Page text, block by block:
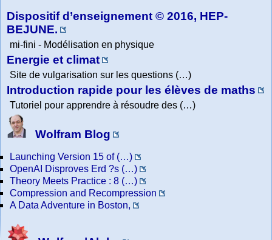
Dispositif d’enseignement © 2016, HEP-
BEJUNE.
mi-fini - Modélisation en physique
Energie et climat
Site de vulgarisation sur les questions (…)
Introduction rapide pour les élèves de maths
Tutoriel pour apprendre à résoudre des (…)
Wolfram Blog
Launching Version 15 of (…)
OpenAI Disproves Erd ?s (…)
Theory Meets Practice : 8 (…)
Compression and Recompression
A Data Adventure in Boston,